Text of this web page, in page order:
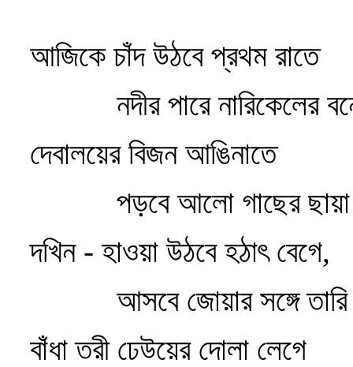
আজিকে চাঁদ উঠবে প্রথম রাতে
নদীর পারে নারিকেলের
দেবালয়ের বিজন আঙিনাতে
পড়বে আলো গাছের
দখিন - হাওয়া উঠবে হঠাৎ বেগে,
আসবে জোয়ার সঙ্গে
বাঁধা তরী ঢেউয়ের দোলা লেগে